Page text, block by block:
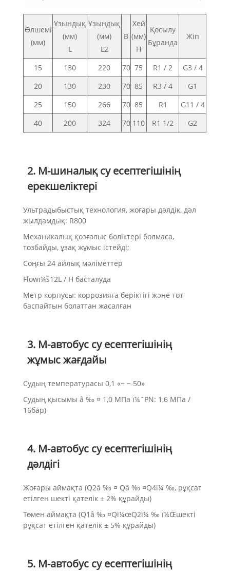
Өлшемі
(мм)
Ұзындық
(мм)
L
Ұзындық
(мм)
L2
B
Хей
(мм)
H
Қосылу
Бұранда
Жіп
15 130 220 70 75 R1 / 2
G3 / 4
20
130 230 70 85 R3 / 4
G1
25
150 266 70 85 R1
G11 / 4
40
200 324 70 110 R1 1/2 G2
2. M-шиналық су есептегішінің
ерекшеліктері
Ультрадыбыстық технология, жоғары дәлдік, дәл
жылдамдық: R800
Механикалық қозғалыс бөліктері болмаса,
тозбайды, ұзақ жұмыс істейді;
Соңғы 24 айлық мәліметтер
Flowï¼š12L / H басталуда
Метр корпусы: коррозияға беріктігі және тот
баспайтын болаттан жасалған
3. М-автобус су есептегішінің
жұмыс жағдайы
Судың температурасы 0,1 «~ ~ 50»
Судың қысымы â ‰ ¤ 1,0 МПа ï¼ˆPN: 1,6 МПа /
16бар)
4. М-автобус су есептегішінің
дәлдігі
Жоғары аймақта (Q2â ‰ ¤ Qâ ‰ ¤Q4ï¼ ‰, рұқсат
етілген шекті қателік ± 2% құрайды)
Төмен аймақта (Q1â ‰ ¤Qï¼œQ2ï¼ ‰ ï¼Œшекті
рұқсат етілген қателік ± 5% құрайды)
5. М-автобус су есептегішінің